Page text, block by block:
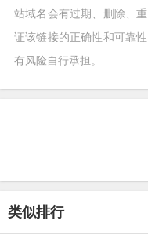
站域名会有过期、删除、
证该链接的正确性和可靠
有风险自行承担。
类似排行